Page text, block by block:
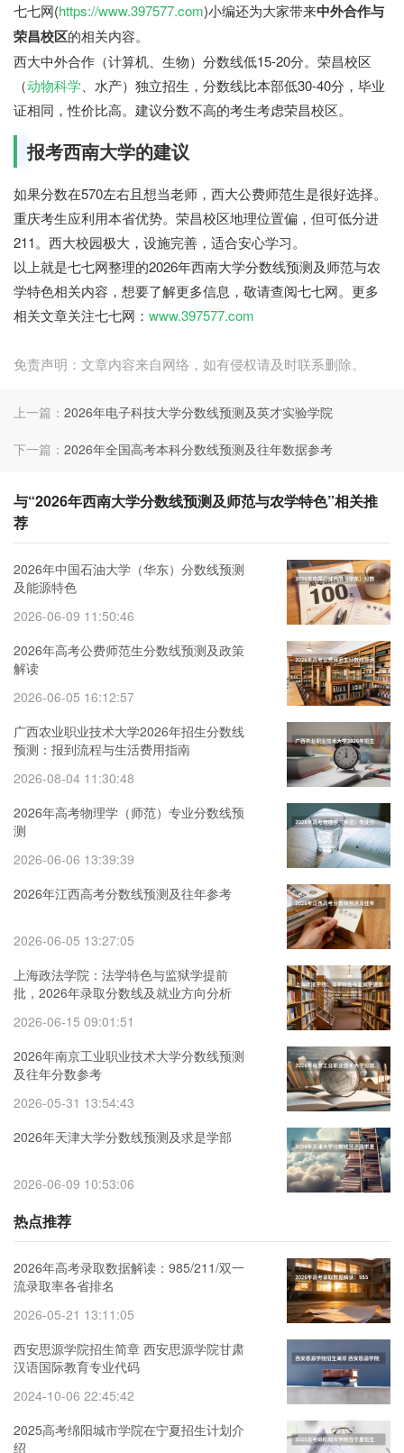
七七网(https://www.397577.com)小编还为大家带来中外合作与
荣昌校区的相关内容。
西大中外合作（计算机、生物）分数线低15-20分。荣昌校区
（动物科学、水产）独立招生，分数线比本部低30-40分，毕业
证相同，性价比高。建议分数不高的考生考虑荣昌校区。
报考西南大学的建议
如果分数在570左右且想当老师，西大公费师范生是很好选择。
重庆考生应利用本省优势。荣昌校区地理位置偏，但可低分进
211。西大校园极大，设施完善，适合安心学习。
以上就是七七网整理的2026年西南大学分数线预测及师范与农
学特色相关内容，想要了解更多信息，敬请查阅七七网。更多
相关文章关注七七网： www.397577.com
免责声明：文章内容来自网络，如有侵权请及时联系删除。
上一篇： 2026年电子科技大学分数线预测及英才实验学院
下一篇： 2026年全国高考本科分数线预测及往年数据参考
与“2026年西南大学分数线预测及师范与农学特色”相关推
荐
2026年中国石油大学（华东）分数线预测
及能源特色
2026-06-09 11:50:46
2026年高考公费师范生分数线预测及政策
解读
2026-06-05 16:12:57
广西农业职业技术大学2026年招生分数线
预测：报到流程与生活费用指南
2026-08-04 11:30:48
2026年高考物理学（师范）专业分数线预
测
2026-06-06 13:39:39
2026年江西高考分数线预测及往年参考
2026-06-05 13:27:05
上海政法学院：法学特色与监狱学提前
批，2026年录取分数线及就业方向分析
2026-06-15 09:01:51
2026年南京工业职业技术大学分数线预测
及往年分数参考
2026-05-31 13:54:43
2026年天津大学分数线预测及求是学部
2026-06-09 10:53:06
热点推荐
2026年高考录取数据解读：985/211/双一
流录取率各省排名
2026-05-21 13:11:05
西安思源学院招生简章 西安思源学院甘肃
汉语国际教育专业代码
2024-10-06 22:45:42
2025高考绵阳城市学院在宁夏招生计划介
绍